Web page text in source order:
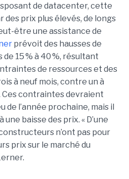
de datacenter, cette
des prix plus élevés, de longs
être une assistance de
prévoit des hausses de
15 % à 40 %, résultant
de ressources et des
à neuf mois, contre un à
Ces contraintes devraient
de l’année prochaine, mais il
baisse des prix. « D’une
n’ont pas pour
prix sur le marché du